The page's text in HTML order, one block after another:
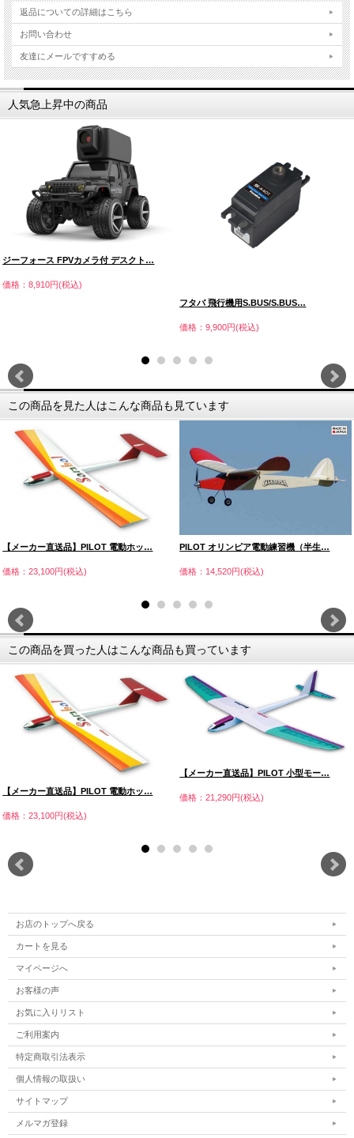
返品についての詳細はこちら
お問い合わせ
友達にメールですすめる
人気急上昇中の商品
ジーフォース FPVカメラ付 デスクト…
価格：8,910円(税込)
フタバ 飛行機用S.BUS/S.BUS…
価格：9,900円(税込)
この商品を見た人はこんな商品も見ています
【メーカー直送品】PILOT 電動ホッ…
価格：23,100円(税込)
PILOT オリンピア電動練習機（半生…
価格：14,520円(税込)
この商品を買った人はこんな商品も買っています
【メーカー直送品】PILOT 電動ホッ…
価格：23,100円(税込)
【メーカー直送品】PILOT 小型モー…
価格：21,290円(税込)
お店のトップへ戻る
カートを見る
マイページへ
お客様の声
お気に入りリスト
ご利用案内
特定商取引法表示
個人情報の取扱い
サイトマップ
メルマガ登録